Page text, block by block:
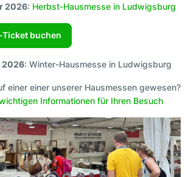
2026: Herbst-Hausmesse in Ludwigsburg
buchen
2026: Winter-Hausmesse in Ludwigsburg
einer einer unserer Hausmessen gewesen?
Informationen für Ihren Besuch